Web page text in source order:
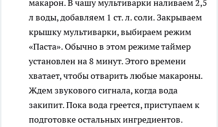
макарон. В чашу мультиварки наливаем 2,5
л воды, добавляем 1 ст. л. соли. Закрываем
крышку мультиварки, выбираем режим
«Паста». Обычно в этом режиме таймер
установлен на 8 минут. Этого времени
хватает, чтобы отварить любые макароны.
Ждем звукового сигнала, когда вода
закипит. Пока вода греется, приступаем к
подготовке остальных ингредиентов.